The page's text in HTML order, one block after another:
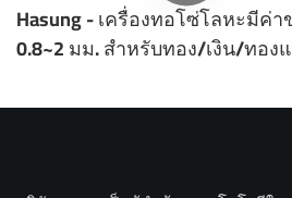
Hasung - เครื่องทอโซ่โลหะมีค่
0.8~2 มม. สำหรับทอง/เงิน/ทอง